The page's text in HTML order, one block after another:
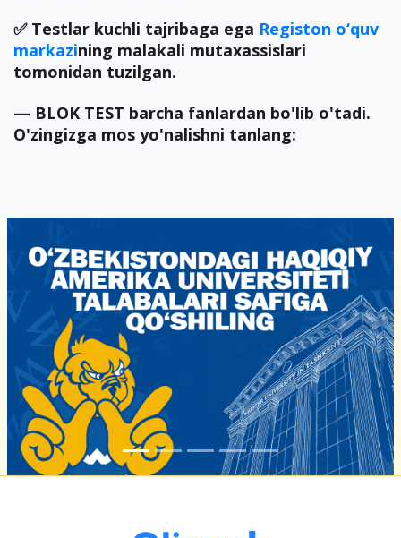
✅ Testlar kuchli tajribaga ega Registon o‘quv
markazining malakali mutaxassislari
tomonidan tuzilgan.
— BLOK TEST barcha fanlardan bo'lib o'tadi.
O'zingizga mos yo'nalishni tanlang: